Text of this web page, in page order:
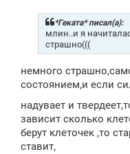
*Геката* писал(а):
млин..и я
страшно(((
немного
состоянием,и если
надувает и
зависит сколько
берут клеточек ,то
ставит,